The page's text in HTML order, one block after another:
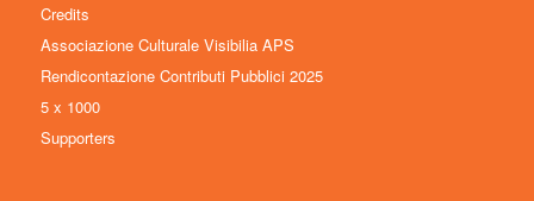
Credits
Associazione Culturale Visibilia APS
Rendicontazione Contributi Pubblici 2025
5 x 1000
Supporters